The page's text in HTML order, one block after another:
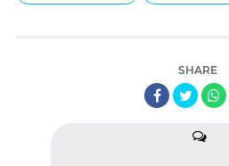
SHARE